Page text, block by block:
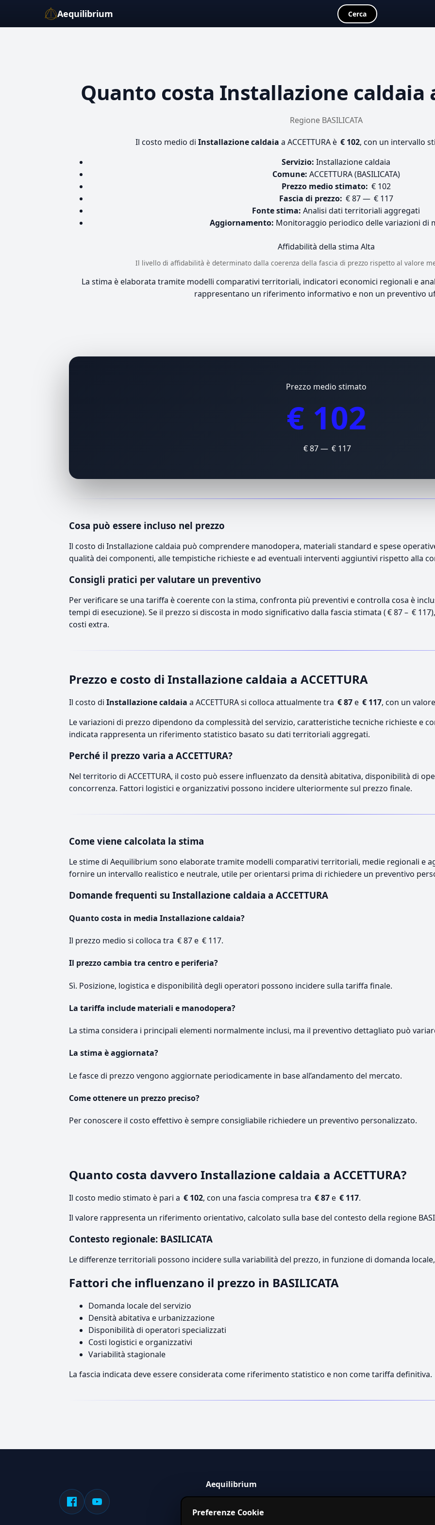
Aequilibrium Cerca
Quanto costa Installazione caldaia
Regione BASILICATA
Il costo medio di Installazione caldaia a ACCETTURA è € 102, con un intervallo
Servizio: Installazione caldaia
Comune: ACCETTURA (BASILICATA)
Prezzo medio stimato: € 102
Fascia di prezzo: € 87 — € 117
Fonte stima: Analisi dati territoriali aggregati
Aggiornamento: Monitoraggio periodico delle variazioni di
Affidabilità della stima Alta
Il livello di affidabilità è determinato dalla coerenza della fascia di prezzo rispetto al valore
La stima è elaborata tramite modelli comparativi territoriali, indicatori economici regionali e
rappresentano un riferimento informativo e non un preventivo
Prezzo medio stimato
€ 102
€ 87 — € 117
Cosa può essere incluso nel prezzo
Il costo di Installazione caldaia può comprendere manodopera, materiali standard e spese
qualità dei componenti, alle tempistiche richieste e ad eventuali interventi aggiuntivi rispetto alla
Consigli pratici per valutare un preventivo
Per verificare se una tariffa è coerente con la stima, confronta più preventivi e controlla cosa è
tempi di esecuzione). Se il prezzo si discosta in modo significativo dalla fascia stimata ( € 87 – €
costi extra.
Prezzo e costo di Installazione caldaia a ACCETTURA
Il costo di Installazione caldaia a ACCETTURA si colloca attualmente tra € 87e € 117, con un
Le variazioni di prezzo dipendono da complessità del servizio, caratteristiche tecniche richieste e
indicata rappresenta un riferimento statistico basato su dati territoriali aggregati.
Perché il prezzo varia a ACCETTURA?
Nel territorio di ACCETTURA, il costo può essere influenzato da densità abitativa, disponibilità di
concorrenza. Fattori logistici e organizzativi possono incidere ulteriormente sul prezzo finale.
Come viene calcolata la stima
Le stime di Aequilibrium sono elaborate tramite modelli comparativi territoriali, medie regionali e
fornire un intervallo realistico e neutrale, utile per orientarsi prima di richiedere un preventivo
Domande frequenti su Installazione caldaia a ACCETTURA
Quanto costa in media Installazione caldaia?
Il prezzo medio si colloca tra € 87 e € 117.
Il prezzo cambia tra centro e periferia?
Sì. Posizione, logistica e disponibilità degli operatori possono incidere sulla tariffa finale.
La tariffa include materiali e manodopera?
La stima considera i principali elementi normalmente inclusi, ma il preventivo dettagliato può
La stima è aggiornata?
Le fasce di prezzo vengono aggiornate periodicamente in base all’andamento del mercato.
Come ottenere un prezzo preciso?
Per conoscere il costo effettivo è sempre consigliabile richiedere un preventivo personalizzato.
Quanto costa davvero Installazione caldaia a ACCETTURA?
Il costo medio stimato è pari a € 102, con una fascia compresa tra € 87e € 117.
Il valore rappresenta un riferimento orientativo, calcolato sulla base del contesto della regione
Contesto regionale: BASILICATA
Le differenze territoriali possono incidere sulla variabilità del prezzo, in funzione di domanda
Fattori che influenzano il prezzo in BASILICATA
Domanda locale del servizio
Densità abitativa e urbanizzazione
Disponibilità di operatori specializzati
Costi logistici e organizzativi
Variabilità stagionale
La fascia indicata deve essere considerata come riferimento statistico e non come tariffa definitiva.
Aequilibrium
servizi in Italia.
Preferenze Cookie